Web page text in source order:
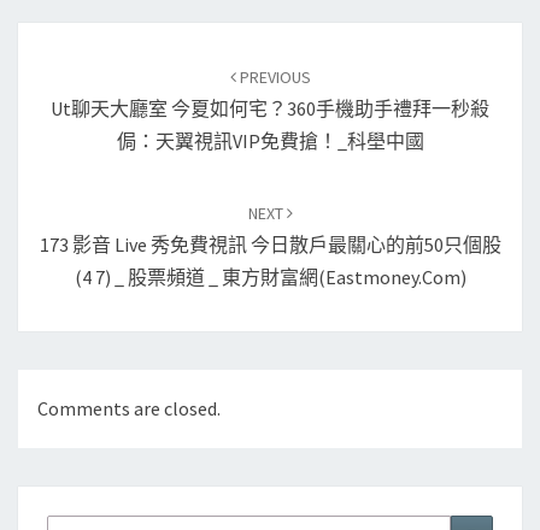
PREVIOUS
Ut聊天大廳室 今夏如何宅？360手機助手禮拜一秒殺
侷：天翼視訊VIP免費搶！_科壆中國
NEXT
173 影音 Live 秀免費視訊 今日散戶最關心的前50只個股
(4 7) _ 股票頻道 _ 東方財富網(Eastmoney.com)
Comments are closed.